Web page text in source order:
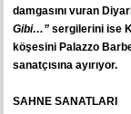
damgasını vuran
Gibi…” sergilerini ise
köşesini Palazzo
sanatçısına ayırıyor.
SAHNE SANATLARI